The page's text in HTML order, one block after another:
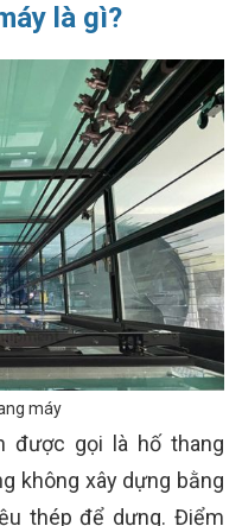
là gì?
máy
được gọi là hố thang
không xây dựng bằng
thép để dựng. Điểm